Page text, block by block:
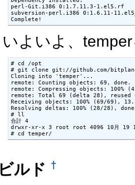
perl-Git.i386 0:1.7.11.3-1.el5.rf
subversion-perl.i386 0:1.6.11-
いよいよ、
# cd /opt
# git clone git://github.com/
Cloning into 'temper'...
remote: Counting objects: 69, done.
remote: Compressing objects: 100%
remote: Total 69 (delta 28), reused
Receiving objects: 100% (69/69),
Resolving deltas: 100% (28/28),
# ll
合計 4
drwxr-xr-x 3 root root 4096 10月 19
ビルド †